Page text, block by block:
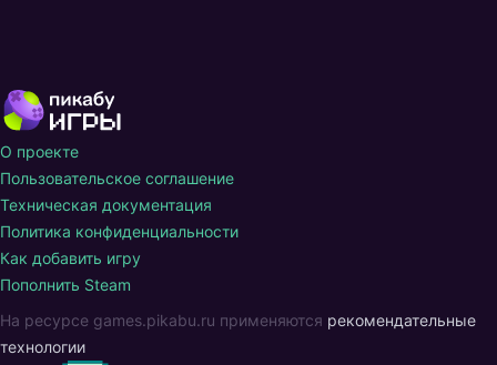
О проекте
Пользовательское соглашение
Техническая документация
Политика конфиденциальности
Как добавить игру
Пополнить Steam
На ресурсе games.pikabu.ru применяются рекомендательные
технологии